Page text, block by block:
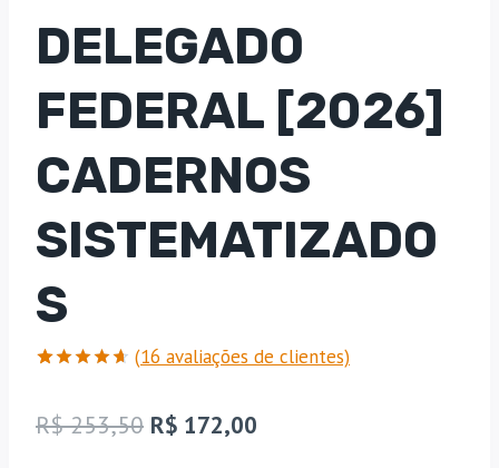
DELEGADO
FEDERAL [2026]
CADERNOS
SISTEMATIZADO
S
4.63de
5, com
(16 avaliações de clientes)
R$253,50 O
R$ 172,00